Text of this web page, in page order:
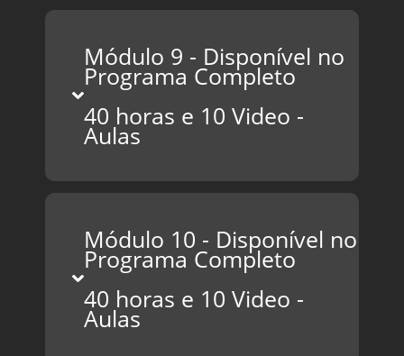
Módulo 9 - Disponível no
Programa Completo
40 horas e 10 Video -
Aulas
Módulo 10 - Disponível no
Programa Completo
40 horas e 10 Video -
Aulas